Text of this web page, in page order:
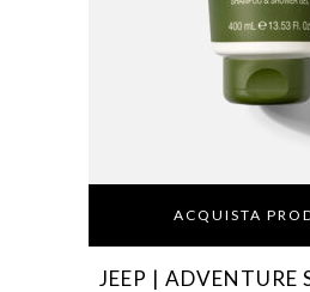
ACQUISTA
JEEP | ADVENTURE